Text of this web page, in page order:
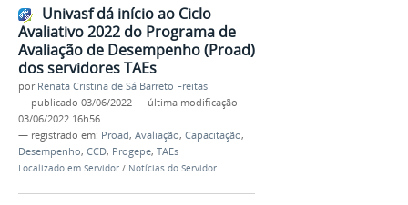
Univasf dá início ao Ciclo
Avaliativo 2022 do Programa de
Avaliação de Desempenho (Proad)
dos servidores TAEs
por Renata Cristina de Sá Barreto Freitas
— publicado 03/06/2022 — última modificação
03/06/2022 16h56
— registrado em: Proad, Avaliação, Capacitação,
Desempenho, CCD, Progepe, TAEs
Localizado em Servidor / Notícias do Servidor